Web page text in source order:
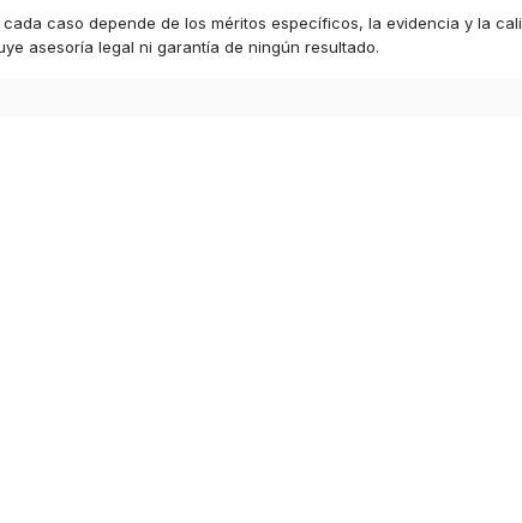
caso depende de los méritos específicos, la evidencia y la
asesoría legal ni garantía de ningún resultado.